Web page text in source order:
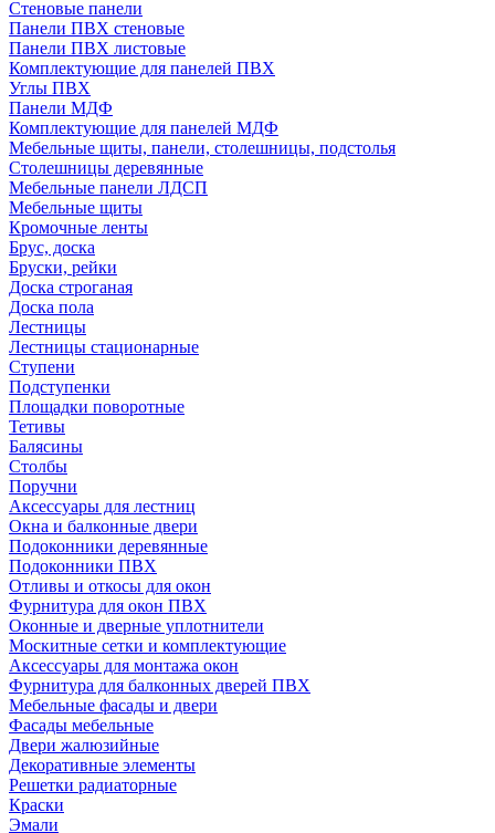
Стеновые панели
Панели ПВХ стеновые
Панели ПВХ листовые
Комплектующие для панелей ПВХ
Углы ПВХ
Панели МДФ
Комплектующие для панелей МДФ
Мебельные щиты, панели, столешницы, подстолья
Столешницы деревянные
Мебельные панели ЛДСП
Мебельные щиты
Кромочные ленты
Брус, доска
Бруски, рейки
Доска строганая
Доска пола
Лестницы
Лестницы стационарные
Ступени
Подступенки
Площадки поворотные
Тетивы
Балясины
Столбы
Поручни
Аксессуары для лестниц
Окна и балконные двери
Подоконники деревянные
Подоконники ПВХ
Отливы и откосы для окон
Фурнитура для окон ПВХ
Оконные и дверные уплотнители
Москитные сетки и комплектующие
Аксессуары для монтажа окон
Фурнитура для балконных дверей ПВХ
Мебельные фасады и двери
Фасады мебельные
Двери жалюзийные
Декоративные элементы
Решетки радиаторные
Краски
Эмали